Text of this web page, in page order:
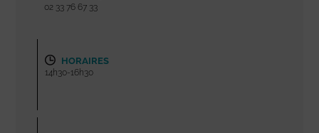
02 33 76 67 33
HORAIRES
14h30-16h30